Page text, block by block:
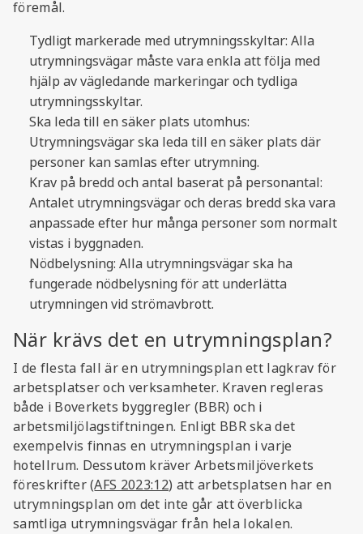
föremål.
Tydligt markerade med utrymningsskyltar: Alla
utrymningsvägar måste vara enkla att följa med
hjälp av vägledande markeringar och tydliga
utrymningsskyltar.
Ska leda till en säker plats utomhus:
Utrymningsvägar ska leda till en säker plats där
personer kan samlas efter utrymning.
Krav på bredd och antal baserat på personantal:
Antalet utrymningsvägar och deras bredd ska vara
anpassade efter hur många personer som normalt
vistas i byggnaden.
Nödbelysning: Alla utrymningsvägar ska ha
fungerade nödbelysning för att underlätta
utrymningen vid strömavbrott.
När krävs det en utrymningsplan?
I de flesta fall är en utrymningsplan ett lagkrav för
arbetsplatser och verksamheter. Kraven regleras
både i Boverkets byggregler (BBR) och i
arbetsmiljölagstiftningen. Enligt BBR ska det
exempelvis finnas en utrymningsplan i varje
hotellrum. Dessutom kräver Arbetsmiljöverkets
föreskrifter (AFS 2023:12) att arbetsplatsen har en
utrymningsplan om det inte går att överblicka
samtliga utrymningsvägar från hela lokalen.